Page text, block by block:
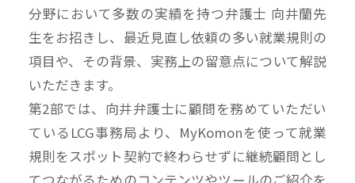
分野において多数の実績を持つ弁護士 向井蘭先
生をお招きし、最近見直し依頼の多い就業規則の
項目や、その背景、実務上の留意点について解説
いただきます。
第2部では、向井弁護士に顧問を務めていただい
ているLCG事務局より、MyKomonを使って就業
規則をスポット契約で終わらせずに継続顧問とし